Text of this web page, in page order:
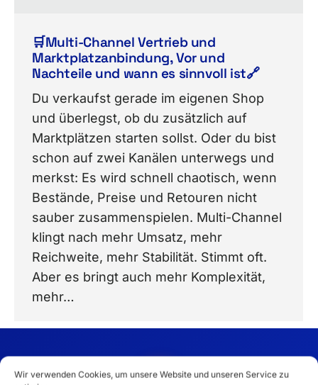
Wir verwenden Cookies, um unsere Website und unseren Service zu
🛒Multi-Channel Vertrieb und
Marktplatzanbindung, Vor und
Nachteile und wann es sinnvoll ist🔗
Du verkaufst gerade im eigenen Shop
und überlegst, ob du zusätzlich auf
Marktplätzen starten sollst. Oder du bist
schon auf zwei Kanälen unterwegs und
merkst: Es wird schnell chaotisch, wenn
Bestände, Preise und Retouren nicht
sauber zusammenspielen. Multi-Channel
klingt nach mehr Umsatz, mehr
Reichweite, mehr Stabilität. Stimmt oft.
Aber es bringt auch mehr Komplexität,
mehr…